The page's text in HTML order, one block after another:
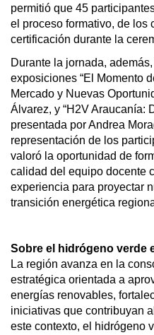
permitió que 45
el proceso formativo, de los
certificación durante la
Durante la jornada,
exposiciones “El Momento
Mercado y Nuevas
Álvarez, y “H2V Araucanía:
presentada por Andrea
representación de los
valoró la oportunidad de
calidad del equipo docente
experiencia para proyectar
transición energética
Sobre el hidrógeno verde
La región avanza en la
estratégica orientada a
energías renovables,
iniciativas que contribuyan
este contexto, el hidrógeno